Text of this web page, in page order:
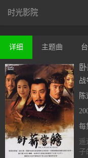
时光影院
详细 主题曲
战
陈
每
遥
子